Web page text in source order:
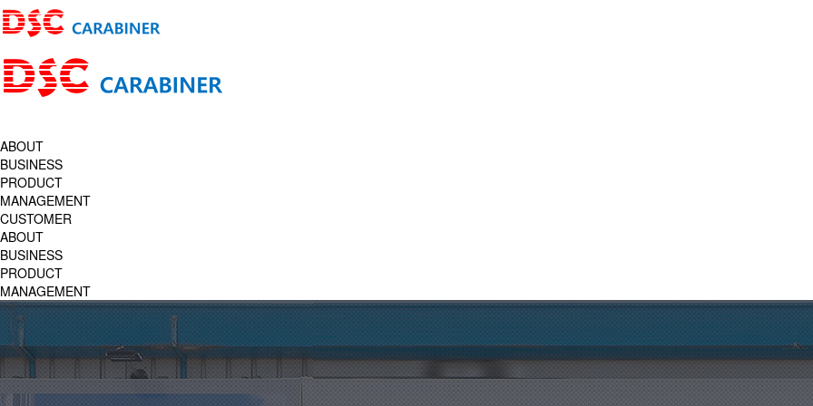
ABOUT
BUSINESS
PRODUCT
MANAGEMENT
CUSTOMER
ABOUT
BUSINESS
PRODUCT
MANAGEMENT